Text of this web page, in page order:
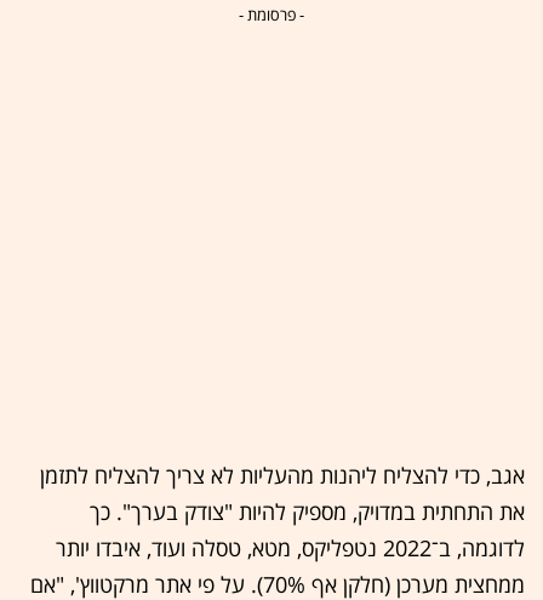
- פרסומת -
אגב, כדי להצליח ליהנות מהעליות לא צריך להצליח לתזמן
את התחתית במדויק, מספיק להיות "צודק בערך". כך
לדוגמה, ב־2022 נטפליקס, מטא, טסלה ועוד, איבדו יותר
ממחצית מערכן (חלקן אף 70%). על פי אתר מרקטווץ', "אם